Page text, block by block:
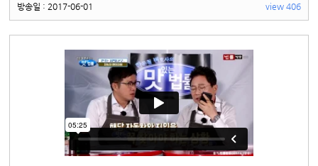
방송일 : 2017-06-01 view 406